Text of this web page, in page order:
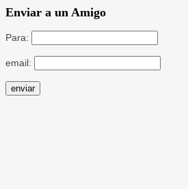
Enviar a un Amigo
Para:
email: